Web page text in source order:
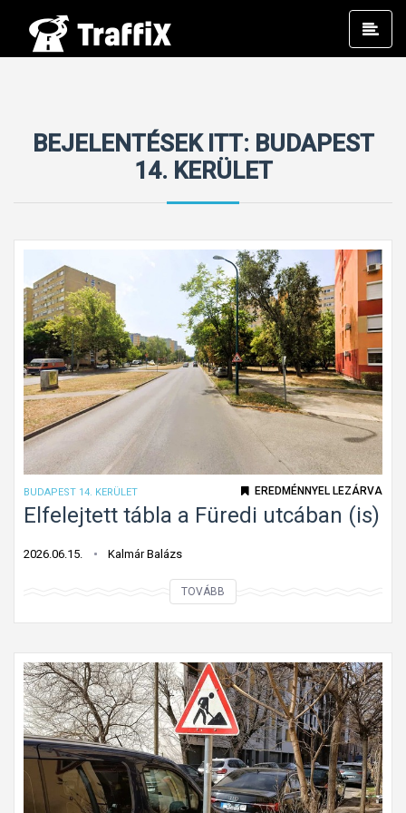
BEJELENTÉSEK ITT: BUDAPEST
14. KERÜLET
EREDMÉNNYEL LEZÁRVA
BUDAPEST 14. KERÜLET
Elfelejtett tábla a Füredi utcában (is)
2026.06.15. Kalmár Balázs
TOVÁBB
e
l
e
j
t
e
t